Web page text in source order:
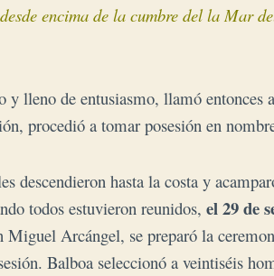
encima dela cumbre del la Mar
y lleno de entusiasmo, llamó entonces
procedió a tomar posesión en
descendieron hasta la costa y
todos estuvieron reunidos, el 29 de
Miguel Arcángel, se preparó la
Balboa seleccionó a veintiséis